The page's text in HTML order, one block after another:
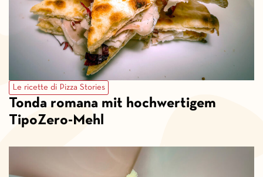
Le ricette di Pizza Stories
Tonda romana mit hochwertigem
TipoZero-Mehl